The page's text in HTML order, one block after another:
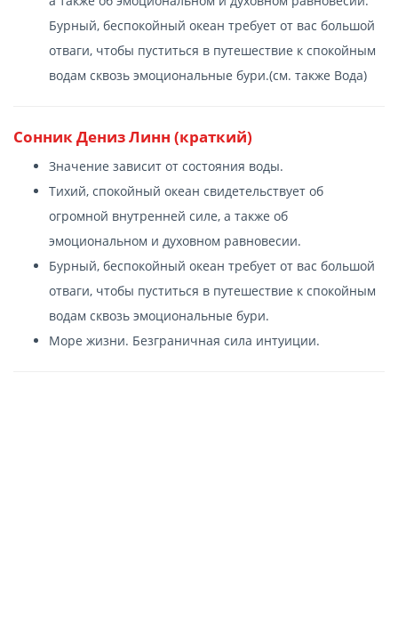
Бурный, беспокойный океан требует от вас большой
отваги, чтобы пуститься в путешествие к спокойным
водам сквозь эмоциональные бури.(см. также Вода)
Сонник Дениз Линн (краткий)
Значение зависит от состояния воды.
Тихий, спокойный океан свидетельствует об
огромной внутренней силе, а также об
эмоциональном и духовном равновесии.
Бурный, беспокойный океан требует от вас большой
отваги, чтобы пуститься в путешествие к спокойным
водам сквозь эмоциональные бури.
Море жизни. Безграничная сила интуиции.